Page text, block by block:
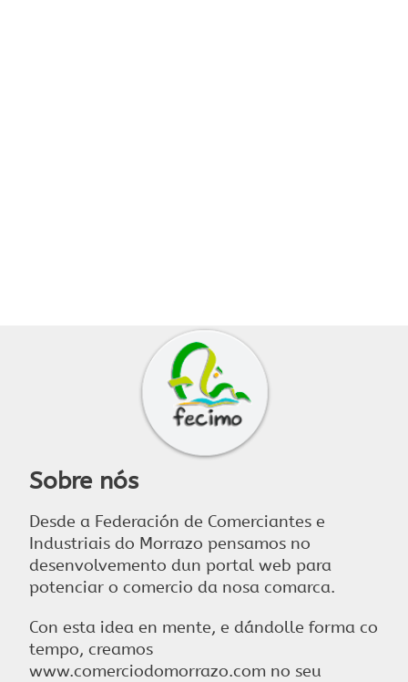
Sobre nós
Desde a Federación de Comerciantes e
Industriais do Morrazo pensamos no
desenvolvemento dun portal web para
potenciar o comercio da nosa comarca.
Con esta idea en mente, e dándolle forma co
tempo, creamos
www.comerciodomorrazo.com no seu